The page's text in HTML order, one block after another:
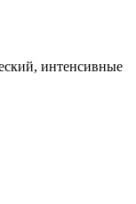
интенсивные